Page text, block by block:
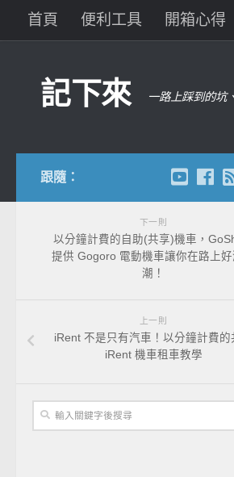
首頁 便利工具 開箱心得
記下來 一路上踩到的坑
跟隨：
下一則
以分鐘計費的自助(共享)機車，
提供 Gogoro 電動機車讓你在路上好
潮！
上一則
iRent 不是只有汽車！以分鐘計費的
iRent 機車租車教學